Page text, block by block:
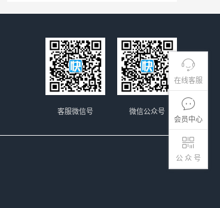
在线客服
会员中心
公 众 号
微信公众号
客服微信号